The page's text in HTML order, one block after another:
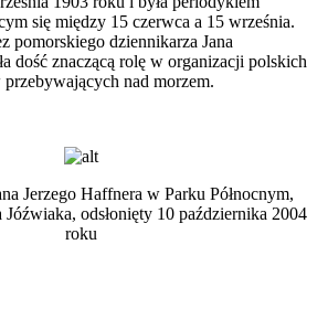
się między 15 czerwca a 15 września.
pomorskiego dziennikarza Jana
dość znaczącą rolę w organizacji polskich
nad morzem.
Jerzego Haffnera w Parku Północnym,
odsłonięty 10 października 2004
roku